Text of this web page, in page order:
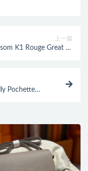
上一篇
K1 Rouge Great 石
Pochette